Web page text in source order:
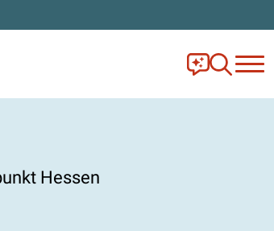
Frag Ella!
Zur
Hessen